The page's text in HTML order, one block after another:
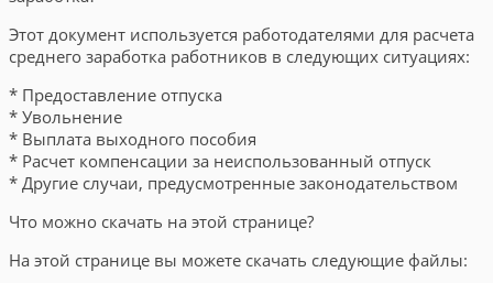
Этот документ используется работодателями для расчета
среднего заработка работников в следующих ситуациях:
* Предоставление отпуска
* Увольнение
* Выплата выходного пособия
* Расчет компенсации за неиспользованный отпуск
* Другие случаи, предусмотренные законодательством
Что можно скачать на этой странице?
На этой странице вы можете скачать следующие файлы: